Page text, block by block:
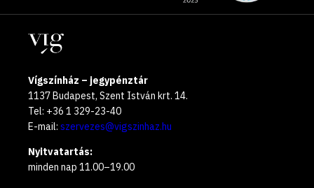
oldalak
year
Helyszínek
Vígszínház – jegypénztár
1137 Budapest, Szent István krt. 14.
Tel: +36 1 329-23-40
E-mail: szervezes@vigszinhaz.hu
Nyitvatartás:
minden nap 11.00–19.00